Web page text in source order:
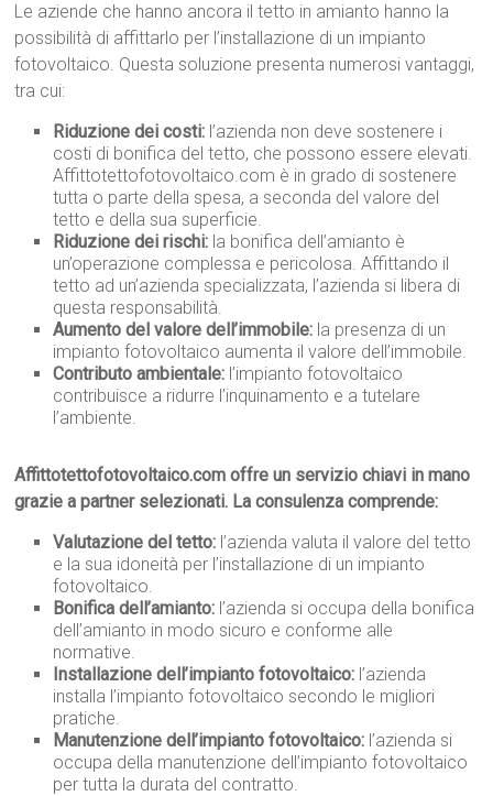
Le aziende che hanno ancora il tetto in amianto hanno la
possibilità di affittarlo per l’installazione di un impianto
fotovoltaico. Questa soluzione presenta numerosi vantaggi,
tra cui:
Riduzione dei costi: l’azienda non deve sostenere i
costi di bonifica del tetto, che possono essere elevati.
Affittotettofotovoltaico.com è in grado di sostenere
tutta o parte della spesa, a seconda del valore del
tetto e della sua superficie.
Riduzione dei rischi: la bonifica dell’amianto è
un’operazione complessa e pericolosa. Affittando il
tetto ad un’azienda specializzata, l’azienda si libera di
questa responsabilità.
Aumento del valore dell’immobile: la presenza di un
impianto fotovoltaico aumenta il valore dell’immobile.
Contributo ambientale: l’impianto fotovoltaico
contribuisce a ridurre l’inquinamento e a tutelare
l’ambiente.
Affittotettofotovoltaico.com offre un servizio chiavi in mano
grazie a partner selezionati. La consulenza comprende:
Valutazione del tetto: l’azienda valuta il valore del tetto
e la sua idoneità per l’installazione di un impianto
fotovoltaico.
Bonifica dell’amianto: l’azienda si occupa della bonifica
dell’amianto in modo sicuro e conforme alle
normative.
Installazione dell’impianto fotovoltaico: l’azienda
installa l’impianto fotovoltaico secondo le migliori
pratiche.
Manutenzione dell’impianto fotovoltaico: l’azienda si
occupa della manutenzione dell’impianto fotovoltaico
per tutta la durata del contratto.